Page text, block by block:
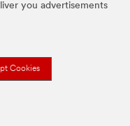
you advertisements
Cookies